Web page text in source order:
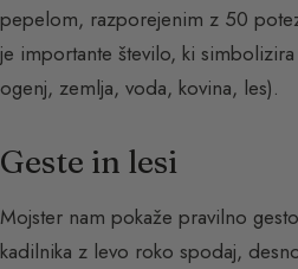
pepelom, razporejenim z 50
je importante število, ki
ogenj, zemlja, voda, kovina, les).
Geste in lesi
Mojster nam pokaže pravilno
kadilnika z levo roko spodaj,